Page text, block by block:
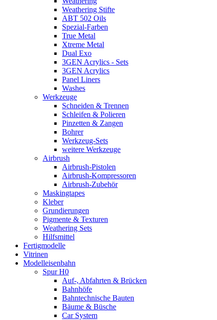
Weathering Stifte
ABT 502 Oils
Spezial-Farben
True Metal
Xtreme Metal
Dual Exo
3GEN Acrylics - Sets
3GEN Acrylics
Panel Liners
Washes
Werkzeuge
Schneiden & Trennen
Schleifen & Polieren
Pinzetten & Zangen
Bohrer
Werkzeug-Sets
weitere Werkzeuge
Airbrush
Airbrush-Pistolen
Airbrush-Kompressoren
Airbrush-Zubehör
Maskingtapes
Kleber
Grundierungen
Pigmente & Texturen
Weathering Sets
Hilfsmittel
Fertigmodelle
Vitrinen
Modelleisenbahn
Spur H0
Auf-, Abfahrten & Brücken
Bahnhöfe
Bahntechnische Bauten
Bäume & Büsche
Car System